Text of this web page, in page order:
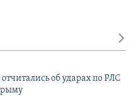
об ударах по РЛС